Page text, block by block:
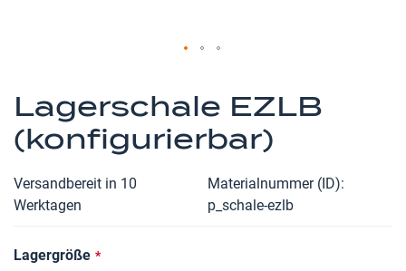
Lagerschale EZLB
(konfigurierbar)
Versandbereit in 10
Werktagen
Materialnummer (ID)
p_schale-ezlb
Lagergröße
Anfang
der
Bildergalerie